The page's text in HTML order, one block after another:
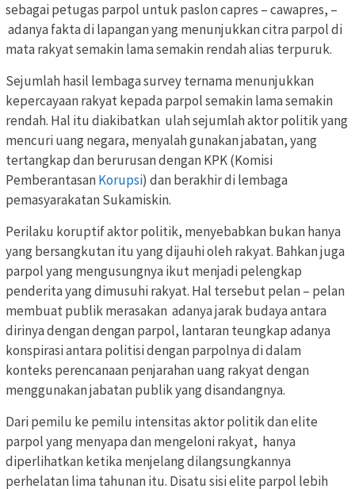
sebagai petugas parpol untuk paslon capres – cawapres, –
adanya fakta di lapangan yang menunjukkan citra parpol di
mata rakyat semakin lama semakin rendah alias terpuruk.
Sejumlah hasil lembaga survey ternama menunjukkan
kepercayaan rakyat kepada parpol semakin lama semakin
rendah. Hal itu diakibatkan ulah sejumlah aktor politik yang
mencuri uang negara, menyalah gunakan jabatan, yang
tertangkap dan berurusan dengan KPK (Komisi
PemberantasanKorupsi) dan berakhir di lembaga
pemasyarakatan Sukamiskin.
Perilaku koruptif aktor politik, menyebabkan bukan hanya
yang bersangkutan itu yang dijauhi oleh rakyat. Bahkan juga
parpol yang mengusungnya ikut menjadi pelengkap
penderita yang dimusuhi rakyat. Hal tersebut pelan – pelan
membuat publik merasakan adanya jarak budaya antara
dirinya dengan dengan parpol, lantaran teungkap adanya
konspirasi antara politisi dengan parpolnya di dalam
konteks perencanaan penjarahan uang rakyat dengan
menggunakan jabatan publik yang disandangnya.
Dari pemilu ke pemilu intensitas aktor politik dan elite
parpol yang menyapa dan mengeloni rakyat, hanya
diperlihatkan ketika menjelang dilangsungkannya
perhelatan lima tahunan itu. Disatu sisi elite parpol lebih